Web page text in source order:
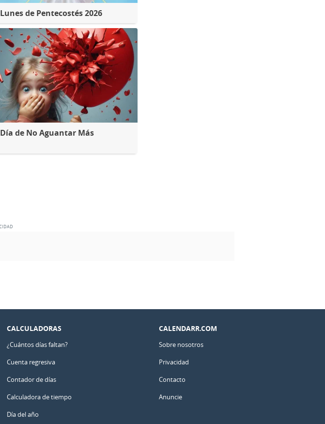
Lunes de Pentecostés 2026
Día de No Aguantar Más
CALCULADORAS
¿Cuántos días faltan?
Cuenta regresiva
Contador de días
Calculadora de tiempo
Día del año
CALENDARR.COM
Sobre nosotros
Privacidad
Contacto
Anuncie